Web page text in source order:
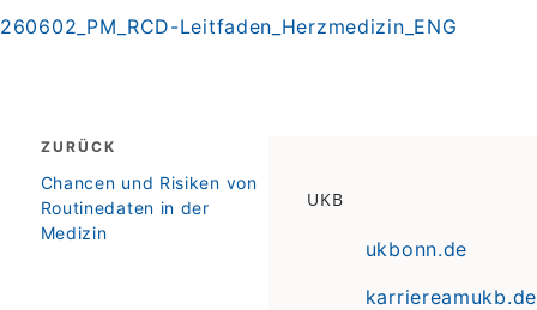
260602_PM_RCD-Leitfaden_Herzmedizin_ENG
Beitragsnavigation
ZURÜCK
zurück
Chancen und Risiken von
Routinedaten in der
Medizin
UKB
ukbonn.de
karriereamukb.de